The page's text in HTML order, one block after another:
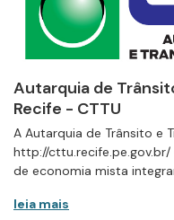
Autarquia de
Recife - CTTU
A Autarquia de Trânsito e
http://
de economia mista
leia mais